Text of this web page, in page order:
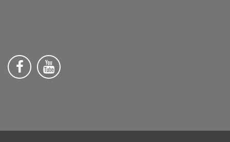
Wir auf Facebook
Wir auf YouTube